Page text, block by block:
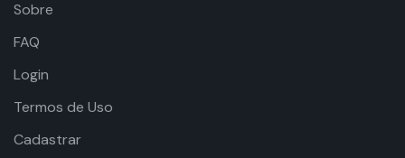
Sobre
FAQ
Login
Termos de Uso
Cadastrar